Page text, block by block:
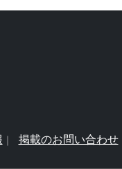
掲載のお問い合わせ